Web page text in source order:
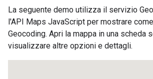
La seguente demo utilizza il servizio
l'API Maps JavaScript per mostrare
Geocoding. Apri la mappa in una scheda
visualizzare altre opzioni e dettagli.